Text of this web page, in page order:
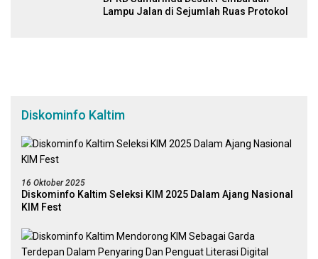
Lampu Jalan di Sejumlah Ruas Protokol
Diskominfo Kaltim
16 Oktober 2025
Diskominfo Kaltim Seleksi KIM 2025 Dalam Ajang Nasional
KIM Fest